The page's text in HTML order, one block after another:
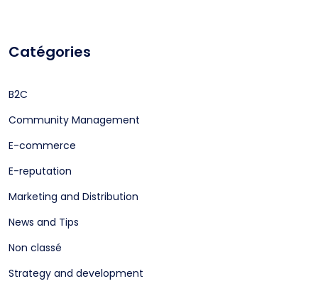
Catégories
B2C
Community Management
E-commerce
E-reputation
Marketing and Distribution
News and Tips
Non classé
Strategy and development